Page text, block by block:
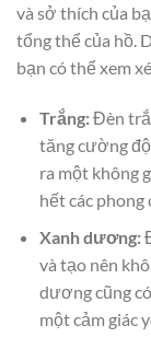
và sở thích của
tổng thể của hồ.
bạn có thể xem
Trắng:Đèn
tăng cường
ra một không
hết các phong
Xanh dương:
và tạo nên
dương cũng
một cảm giác